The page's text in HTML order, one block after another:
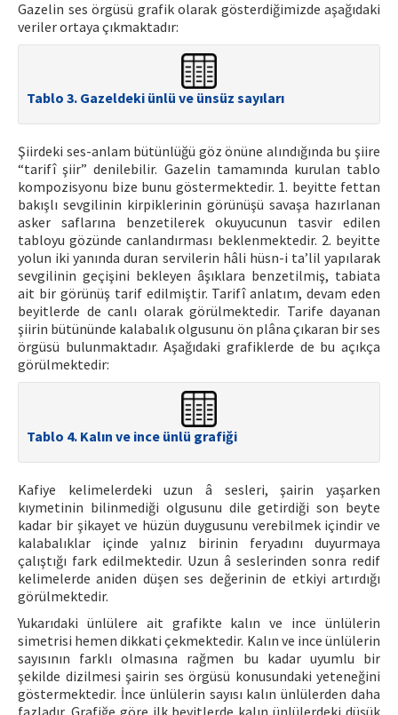
Gazelin ses örgüsü grafik olarak gösterdiğimizde aşağıdaki
veriler ortaya çıkmaktadır:
Tablo 3. Gazeldeki ünlü ve ünsüz sayıları
Şiirdeki ses-anlam bütünlüğü göz önüne alındığında bu şiire
“tarifî şiir” denilebilir. Gazelin tamamında kurulan tablo
kompozisyonu bize bunu göstermektedir. 1. beyitte fettan
bakışlı sevgilinin kirpiklerinin görünüşü savaşa hazırlanan
asker saflarına benzetilerek okuyucunun tasvir edilen
tabloyu gözünde canlandırması beklenmektedir. 2. beyitte
yolun iki yanında duran servilerin hâli hüsn-i ta’lil yapılarak
sevgilinin geçişini bekleyen âşıklara benzetilmiş, tabiata
ait bir görünüş tarif edilmiştir. Tarifî anlatım, devam eden
beyitlerde de canlı olarak görülmektedir. Tarife dayanan
şiirin bütününde kalabalık olgusunu ön plâna çıkaran bir ses
örgüsü bulunmaktadır. Aşağıdaki grafiklerde de bu açıkça
görülmektedir:
Tablo 4. Kalın ve ince ünlü grafiği
Kafiye kelimelerdeki uzun â sesleri, şairin yaşarken
kıymetinin bilinmediği olgusunu dile getirdiği son beyte
kadar bir şikayet ve hüzün duygusunu verebilmek içindir ve
kalabalıklar içinde yalnız birinin feryadını duyurmaya
çalıştığı fark edilmektedir. Uzun â seslerinden sonra redif
kelimelerde aniden düşen ses değerinin de etkiyi artırdığı
görülmektedir.
Yukarıdaki ünlülere ait grafikte kalın ve ince ünlülerin
simetrisi hemen dikkati çekmektedir. Kalın ve ince ünlülerin
sayısının farklı olmasına rağmen bu kadar uyumlu bir
şekilde dizilmesi şairin ses örgüsü konusundaki yeteneğini
göstermektedir. İnce ünlülerin sayısı kalın ünlülerden daha
fazladır. Grafiğe göre ilk beyitlerde kalın ünlülerdeki düşük